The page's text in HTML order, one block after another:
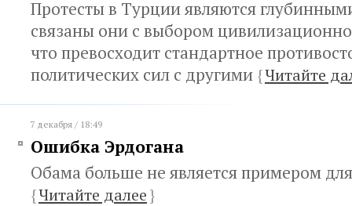
Протесты в Турции являются
связаны они с выбором
что превосходит стандартное
политических сил с другими {Читайте
7 декабря / 18:49
Ошибка Эрдогана
Обама больше не является примером
{Читайте далее}